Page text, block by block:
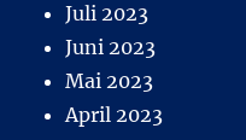
Juli 2023
Juni 2023
Mai 2023
April 2023